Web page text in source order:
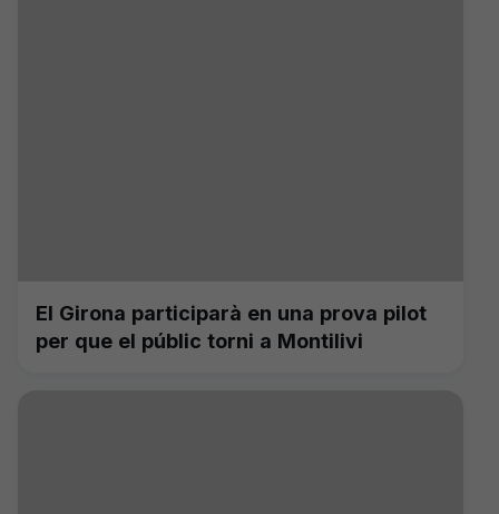
El Girona participarà en una prova pilot
per que el públic torni a Montilivi